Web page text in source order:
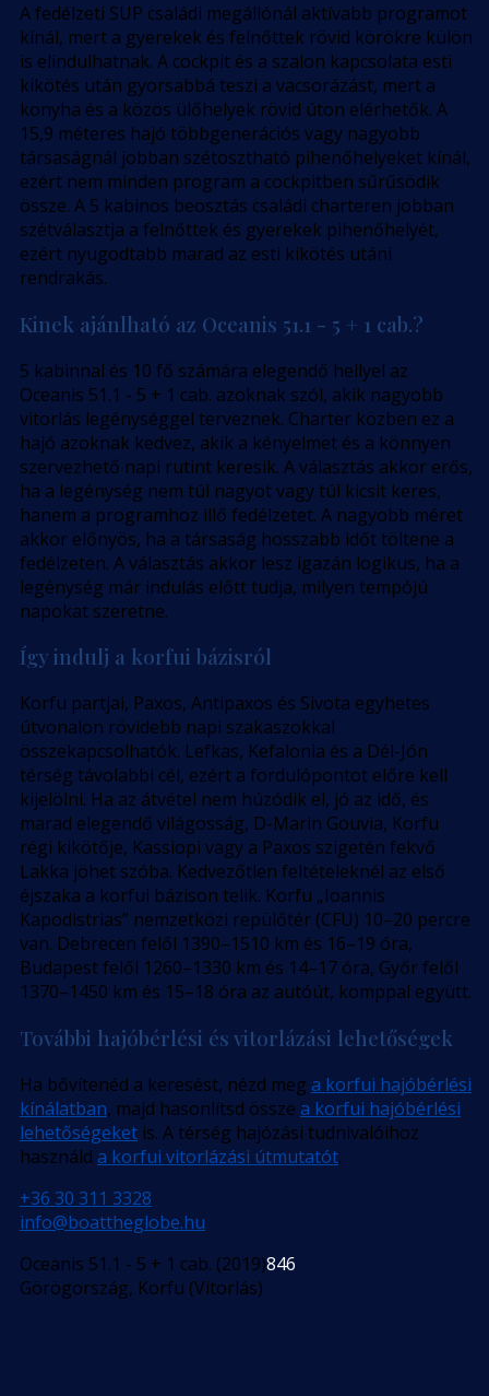
A fedélzeti SUP családi megállónál aktívabb programot
kínál, mert a gyerekek és felnőttek rövid körökre külön
is elindulhatnak. A cockpit és a szalon kapcsolata esti
kikötés után gyorsabbá teszi a vacsorázást, mert a
konyha és a közös ülőhelyek rövid úton elérhetők. A
15,9 méteres hajó többgenerációs vagy nagyobb
társaságnál jobban szétosztható pihenőhelyeket kínál,
ezért nem minden program a cockpitben sűrűsödik
össze. A 5 kabinos beosztás családi charteren jobban
szétválasztja a felnőttek és gyerekek pihenőhelyét,
ezért nyugodtabb marad az esti kikötés utáni
rendrakás.
Kinek ajánlható az Oceanis 51.1 - 5 + 1 cab.?
5 kabinnal és 10 fő számára elegendő hellyel az
Oceanis 51.1 - 5 + 1 cab. azoknak szól, akik nagyobb
vitorlás legénységgel terveznek. Charter közben ez a
hajó azoknak kedvez, akik a kényelmet és a könnyen
szervezhető napi rutint keresik. A választás akkor erős,
ha a legénység nem túl nagyot vagy túl kicsit keres,
hanem a programhoz illő fedélzetet. A nagyobb méret
akkor előnyös, ha a társaság hosszabb időt töltene a
fedélzeten. A választás akkor lesz igazán logikus, ha a
legénység már indulás előtt tudja, milyen tempójú
napokat szeretne.
Így indulj a korfui bázisról
Korfu partjai, Paxos, Antipaxos és Sivota egyhetes
útvonalon rövidebb napi szakaszokkal
összekapcsolhatók. Lefkas, Kefalonia és a Dél-Jón
térség távolabbi cél, ezért a fordulópontot előre kell
kijelölni. Ha az átvétel nem húzódik el, jó az idő, és
marad elegendő világosság, D-Marin Gouvia, Korfu
régi kikötője, Kassiopi vagy a Paxos szigetén fekvő
Lakka jöhet szóba. Kedvezőtlen feltételeknél az első
éjszaka a korfui bázison telik. Korfu „Ioannis
Kapodistrias” nemzetközi repülőtér (CFU) 10–20 percre
van. Debrecen felől 1390–1510 km és 16–19 óra,
Budapest felől 1260–1330 km és 14–17 óra, Győr felől
1370–1450 km és 15–18 óra az autóút, komppal együtt.
További hajóbérlési és vitorlázási lehetőségek
Ha bővítenéd a keresést, nézd meg a korfui hajóbérlési
kínálatban, majd hasonlítsd össze a korfui hajóbérlési
lehetőségeket is. A térség hajózási tudnivalóihoz
használd a korfui vitorlázási útmutatót.
+36 30 311 3328
info@boattheglobe.hu
Oceanis 51.1 - 5 + 1 cab. (2019)846
Görögország, Korfu (Vitorlás)